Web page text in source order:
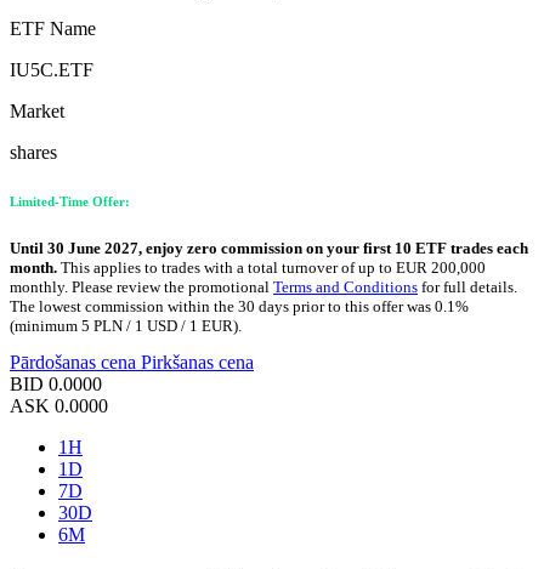
ETF Name
IU5C.ETF
Market
shares
Limited-Time Offer:
Until 30 June 2027, enjoy zero commission on your first 10 ETF trades each
month. This applies to trades with a total turnover of up to EUR 200,000
monthly. Please review the promotional Terms and Conditions for full details.
The lowest commission within the 30 days prior to this offer was 0.1%
(minimum 5 PLN / 1 USD / 1 EUR).
Pārdošanas cena Pirkšanas cena
BID 0.0000
ASK 0.0000
1H
1D
7D
30D
6M